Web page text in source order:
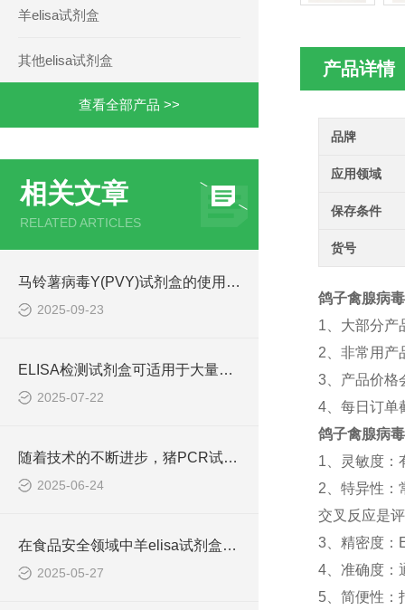
羊elisa试剂盒
其他elisa试剂盒
查看全部产品 >>
相关文章
RELATED ARTICLES
马铃薯病毒Y(PVY)试剂盒的使用方法非常简单，一看就会
2025-09-23
ELISA检测试剂盒可适用于大量样本的同时检测
2025-07-22
随着技术的不断进步，猪PCR试剂盒在不断的发展和*
2025-06-24
在食品安全领域中羊elisa试剂盒也有着一定的应用
2025-05-27
产品详情
品牌
应用领域
保存条件
货号
鸽子禽腺病
1、大部分产
2、非常用产
3、产品价格
4、每日订单
鸽子禽腺病
1、灵敏度：
2、特异性：
交叉反应是
3、精密度：
4、准确度：
5、简便性：